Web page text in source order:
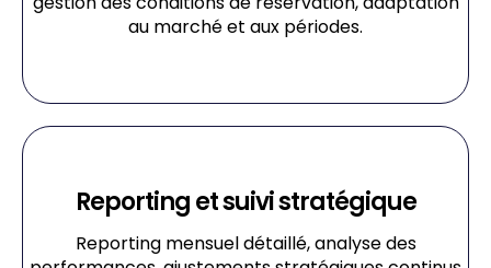
au marché et aux périodes.
Reporting et suivi stratégique
Reporting mensuel détaillé, analyse des